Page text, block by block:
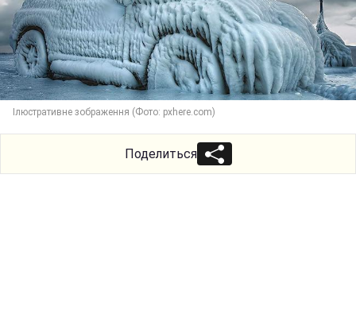
Ілюстративне зображення (Фото: pxhere.com)
Поделиться